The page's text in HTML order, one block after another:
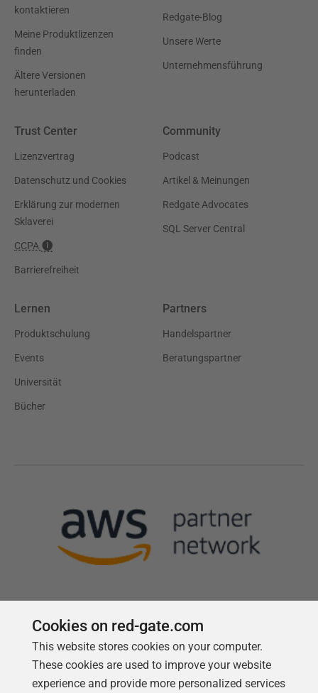
kontaktieren
Meine Produktlizenzen
finden
Ältere Versionen
herunterladen
Redgate-Blog
Unsere Werte
Unternehmensführung
Trust Center
Lizenzvertrag
Datenschutz und Cookies
Erklärung zur modernen
Sklaverei
CCPA
Barrierefreiheit
Community
Podcast
Artikel & Meinungen
Redgate Advocates
SQL Server Central
Lernen
Produktschulung
Events
Universität
Bücher
Partners
Handelspartner
Beratungspartner
Follow us
Cookies on red-gate.com
This website stores cookies on your computer.
These cookies are used to improve your website
experience and provide more personalized services